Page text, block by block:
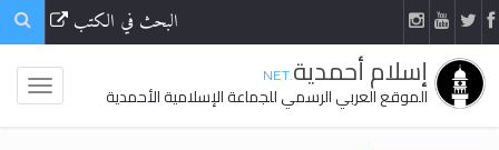
البحث في الكتب
إسلام أحمدية.NET
الموقع العربي الرسمي للجماعة الإسلامية الأحمدية